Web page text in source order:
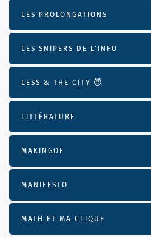
LES PROLONGATIONS
LES SNIPERS DE L’INFO
LESS & THE CITY 😈
LITTÉRATURE
MAKINGOF
MANIFESTO
MATH ET MA CLIQUE